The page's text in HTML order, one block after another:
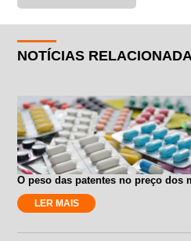
NOTÍCIAS
O peso das patentes no preço dos
LER MAIS